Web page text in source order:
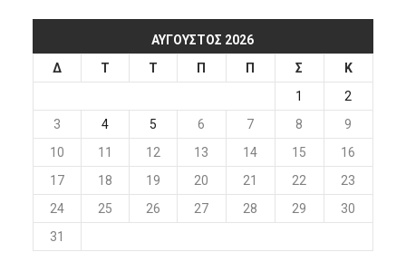
ΑΎΓΟΥΣΤΟΣ 2026
Δ
Τ Τ Π Π Σ
Κ
1
2
3
4 5 6 7 8
9
10
11 12 13 14 15
16
17
18 19 20 21 22
23
24
25 26 27 28 29
30
31